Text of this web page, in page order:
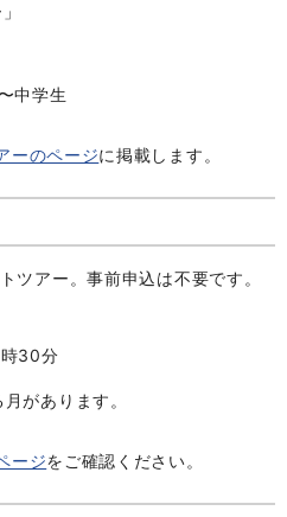
中学生
ーのページに掲載します。
ツアー。事前申込は不要です。
30分
があります。
ージをご確認ください。